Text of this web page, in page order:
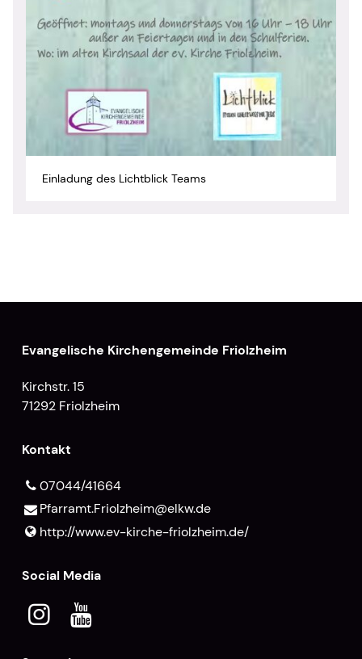
Einladung des Lichtblick Teams
Evangelische Kirchengemeinde Friolzheim
Kirchstr. 15
71292 Friolzheim
Kontakt
07044/41664
Pfarramt.​Friolzheim@​elkw.​de
http://www.​ev-kirche-friolzheim.​de/
Social Media